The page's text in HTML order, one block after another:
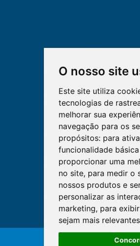
O nosso site
Este site utiliza
tecnologias de
melhorar sua
navegação para os
propósitos: para
funcionalidade
proporcionar uma
no site, para medir o
nossos produtos e
personalizar as
marketing, para
sejam mais